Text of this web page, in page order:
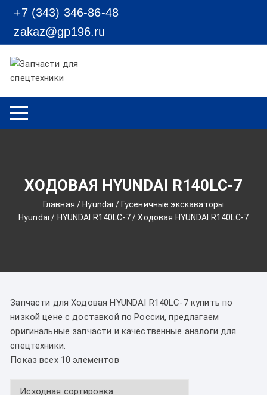
Перейти к содержимому
+7 (343) 346-86-48
zakaz@gp196.ru
ХОДОВАЯ HYUNDAI R140LC-7
Главная / Hyundai / Гусеничные экскаваторы
Hyundai / HYUNDAI R140LC-7/ Ходовая HYUNDAI R140LC-7
Запчасти для Ходовая HYUNDAI R140LC-7 купить по
низкой цене с доставкой по России, предлагаем
оригинальные запчасти и качественные аналоги для
спецтехники.
Показ всех 10 элементов